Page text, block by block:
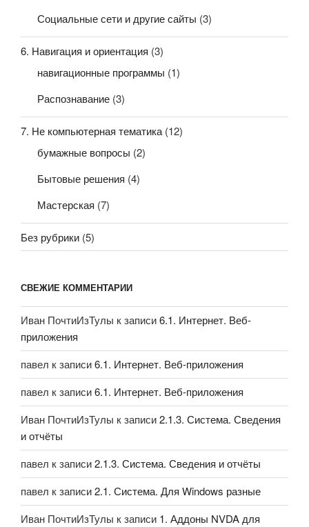
Социальные сети и другие сайты (3)
6. Навигация и ориентация (3)
навигационные программы (1)
Распознавание (3)
7. Не компьютерная тематика (12)
бумажные вопросы (2)
Бытовые решения (4)
Мастерская (7)
Без рубрики (5)
СВЕЖИЕ КОММЕНТАРИИ
Иван ПочтиИзТулы к записи6.1. Интернет. Веб-
приложения
павел к записи6.1. Интернет. Веб-приложения
павел к записи6.1. Интернет. Веб-приложения
Иван ПочтиИзТулы к записи2.1.3. Система. Сведения
и отчёты
павел к записи2.1.3. Система. Сведения и отчёты
павел к записи2.1. Система. Для Windows разные
Иван ПочтиИзТулы к записи 1. Аддоны NVDA для